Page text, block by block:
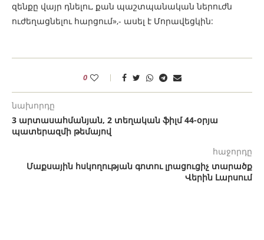
զենքը վայր դնելու, քան պաշտպանական ներուժն
ուժեղացնելու հարցում»,- ասել է Մորավեցկին:
0
նախորդը
3 արտասահմանյան, 2 տեղական ֆիլմ 44-օրյա
պատերազմի թեմայով
հաջորդը
Մաքսային հսկողության գոտու լրացուցիչ տարածք
Վերին Լարսում